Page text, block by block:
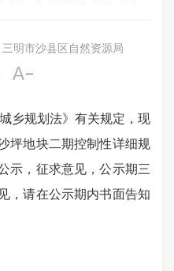
三明市沙县区自然资源局

规划法》有关规定，现
坪地块二期控制性详细规
示，征求意见，公示期三
，请在公示期内书面告知